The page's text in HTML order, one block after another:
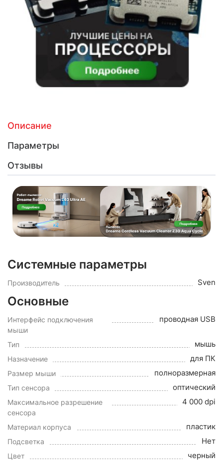
Описание
Параметры
Отзывы
Системные параметры
Производитель Sven
Основные
Интерфейс подключения
мыши
проводная USB
Тип мышь
Назначение для ПК
Размер мыши полноразмерная
Тип сенсора оптический
Максимальное разрешение
сенсора
4 000 dpi
Материал корпуса пластик
Подсветка Нет
Цвет черный